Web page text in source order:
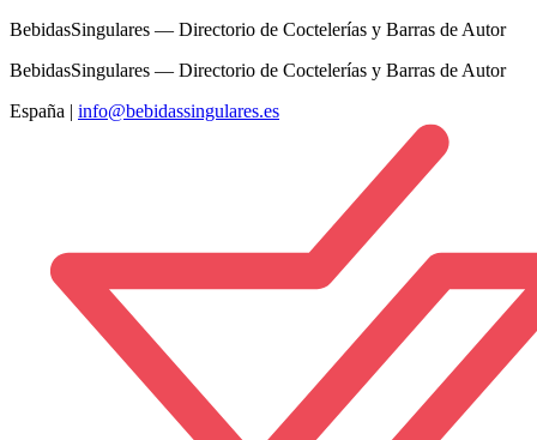
BebidasSingulares — Directorio de Coctelerías y Barras de Autor
BebidasSingulares — Directorio de Coctelerías y Barras de Autor
España | info@bebidassingulares.es